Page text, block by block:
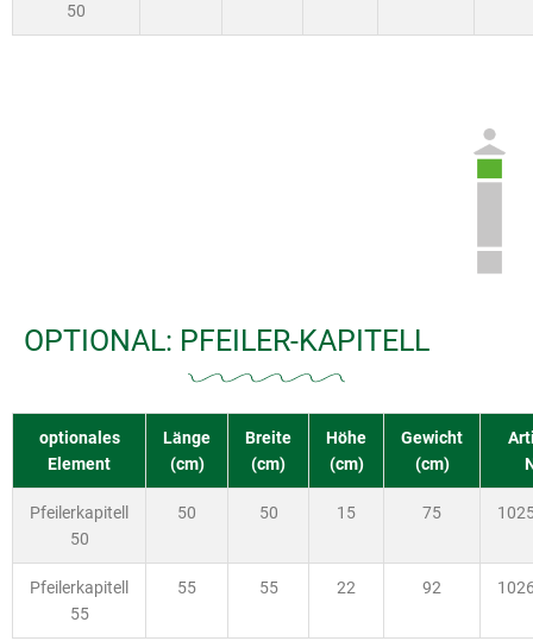
50
OPTIONAL: PFEILER-KAPITELL
optionales
Element
Länge
(cm)
Breite
(cm)
Höhe
(cm)
Gewicht
(cm)
Pfeilerkapitell
50
50 50 15 75
Pfeilerkapitell
55
55 55 22 92